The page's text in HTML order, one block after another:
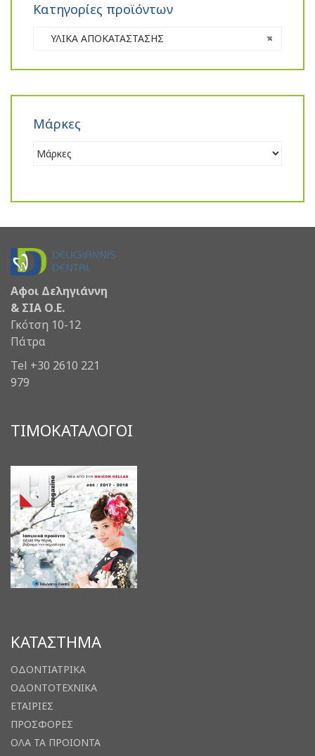
Κατηγορίες προϊόντων
×
ΥΛΙΚΑ ΑΠΟΚΑΤΑΣΤΑΣΗΣ
Μάρκες
Αφοι Δεληγιάννη
& ΣΙΑ Ο.Ε.
Γκότση 10-12
Πάτρα
Tel +30 2610 221
979
ΤΙΜΟΚΑΤΑΛΟΓΟΙ
ΚΑΤΑΣΤΗΜΑ
ΟΔΟΝΤΙΑΤΡΙΚΑ
ΟΔΟΝΤΟΤΕΧΝΙΚΑ
ΕΤΑΙΡΙΕΣ
ΠΡΟΣΦΟΡΕΣ
ΟΛΑ ΤΑ ΠΡΟΙΟΝΤΑ